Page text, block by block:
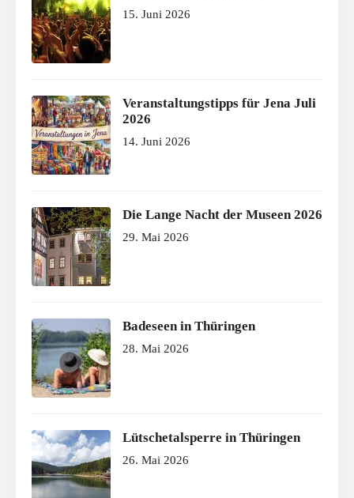
15. Juni 2026
Veranstaltungstipps für Jena Juli
2026
14. Juni 2026
Die Lange Nacht der Museen 2026
29. Mai 2026
Badeseen in Thüringen
28. Mai 2026
Lütschetalsperre in Thüringen
26. Mai 2026